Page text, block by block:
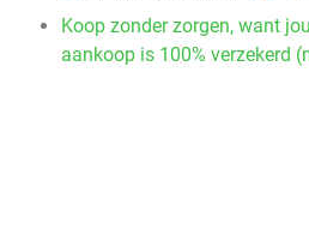
Koop zonder zorgen, want
aankoop is 100% verzekerd